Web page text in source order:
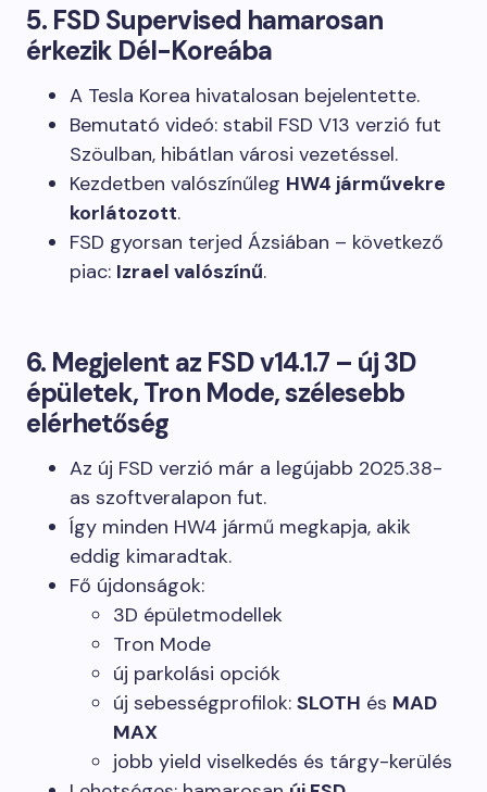
5. FSD Supervised hamarosan
érkezik Dél-Koreába
A Tesla Korea hivatalosan bejelentette.
Bemutató videó: stabil FSD V13 verzió fut
Szöulban, hibátlan városi vezetéssel.
Kezdetben valószínűleg HW4 járművekre
korlátozott.
FSD gyorsan terjed Ázsiában – következő
piac: Izrael valószínű.
6. Megjelent az FSD v14.1.7 – új 3D
épületek, Tron Mode, szélesebb
elérhetőség
Az új FSD verzió már a legújabb 2025.38-
as szoftveralapon fut.
Így minden HW4 jármű megkapja, akik
eddig kimaradtak.
Fő újdonságok:
3D épületmodellek
Tron Mode
új parkolási opciók
új sebességprofilok: SLOTH és MAD
MAX
jobb yield viselkedés és tárgy-kerülés